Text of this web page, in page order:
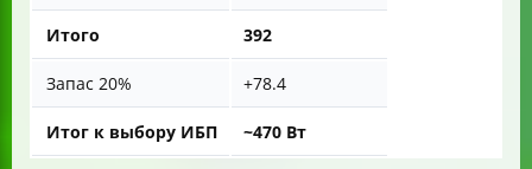
Итого 392
Запас 20% +78.4
Итог к выбору ИБП ~470 Вт